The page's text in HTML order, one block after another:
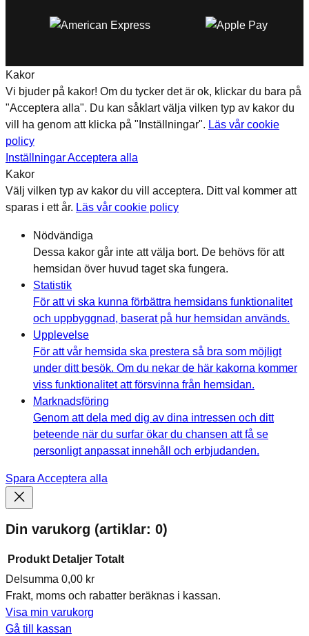
Kakor
Vi bjuder på kakor! Om du tycker det är ok, klickar du bara på
"Acceptera alla". Du kan såklart välja vilken typ av kakor du
vill ha genom att klicka på "Inställningar". Läs vår cookie
policy
InställningarAcceptera alla
Kakor
Välj vilken typ av kakor du vill acceptera. Ditt val kommer att
sparas i ett år. Läs vår cookie policy
Nödvändiga
Dessa kakor går inte att välja bort. De behövs för att
hemsidan över huvud taget ska fungera.
Statistik
För att vi ska kunna förbättra hemsidans funktionalitet
och uppbyggnad, baserat på hur hemsidan används.
Upplevelse
För att vår hemsida ska prestera så bra som möjligt
under ditt besök. Om du nekar de här kakorna kommer
viss funktionalitet att försvinna från hemsidan.
Marknadsföring
Genom att dela med dig av dina intressen och ditt
beteende när du surfar ökar du chansen att få se
personligt anpassat innehåll och erbjudanden.
Spara Acceptera alla
Din varukorg (artiklar: 0)
Produkter
i
varukorg
Produkt Detaljer Totalt
Delsumma 0,00 kr
Frakt, moms och rabatter beräknas i kassan.
Visa min varukorg
Gå till kassan